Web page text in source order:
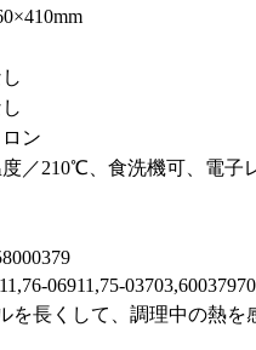
ン
／210℃、食洗機可、電子
06911,75-
を長くして、調理中の熱